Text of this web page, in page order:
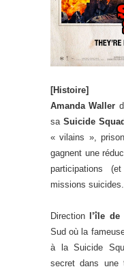
[Histoire]
Amanda Waller
sa Suicide Squad
« vilains »,
gagnent une
participations
missions suicides.
Direction l’île de
Sud où la
à la Suicide
secret dans